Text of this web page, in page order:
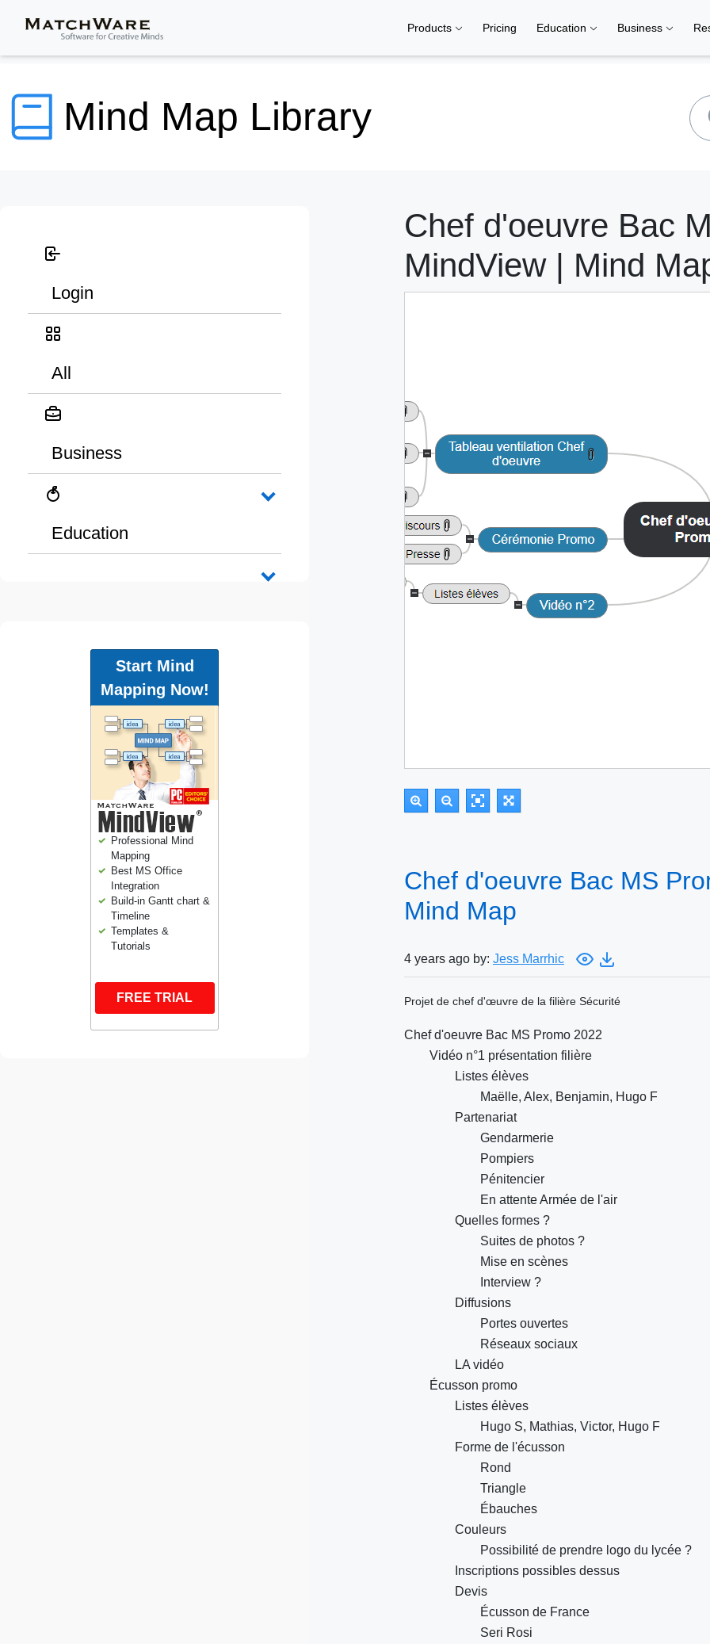
Products Pricing Education Business
Mind Map Library
Login
All
Business
Education
Start Mind
Mapping Now!
Professional Mind
Mapping
Best MS Office
Integration
Build-in Gantt chart &
Timeline
Templates &
Tutorials
FREE TRIAL
Chef d'oeuvre Bac
MindView | Mind
Chef d'oeuvre Bac MS
Mind Map
4 years ago by: Jess Marrhic
Projet de chef d'œuvre de la filière Sécurité
Chef d'oeuvre Bac MS Promo 2022
Vidéo n°1 présentation filière
Listes élèves
Maëlle, Alex, Benjamin, Hugo F
Partenariat
Gendarmerie
Pompiers
Pénitencier
En attente Armée de l'air
Quelles formes ?
Suites de photos ?
Mise en scènes
Interview ?
Diffusions
Portes ouvertes
Réseaux sociaux
LA vidéo
Écusson promo
Listes élèves
Hugo S, Mathias, Victor, Hugo F
Forme de l'écusson
Rond
Triangle
Ébauches
Couleurs
Possibilité de prendre logo du lycée ?
Inscriptions possibles dessus
Devis
Écusson de France
Seri Rosi